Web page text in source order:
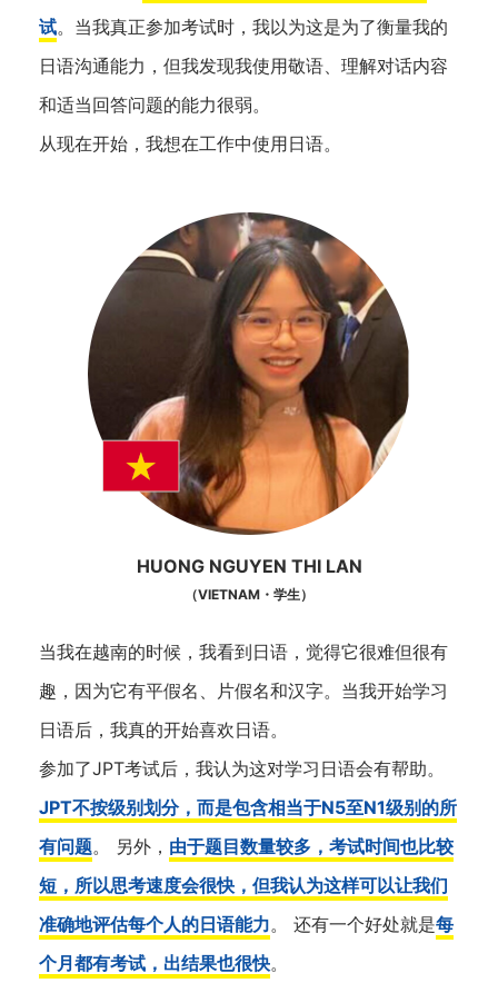
试。当我真正参加考试时，我以为这是为了衡量我的
日语沟通能力，但我发现我使用敬语、理解对话内容
和适当回答问题的能力很弱。
从现在开始，我想在工作中使用日语。
HUONG NGUYEN THI LAN
（VIETNAM・学生）
当我在越南的时候，我看到日语，觉得它很难但很有
趣，因为它有平假名、片假名和汉字。当我开始学习
日语后，我真的开始喜欢日语。
参加了JPT考试后，我认为这对学习日语会有帮助。
JPT不按级别划分，而是包含相当于N5至N1级别的所
有问题。 另外， 由于题目数量较多，考试时间也比较
短，所以思考速度会很快，但我认为这样可以让我们
准确地评估每个人的日语能力。 还有一个好处就是每
个月都有考试，出结果也很快。